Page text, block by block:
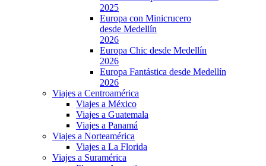
2025
Europa con Minicrucero
desde Medellín
2026
Europa Chic desde Medellín
2026
Europa Fantástica desde Medellín
2026
Viajes a Centroamérica
Viajes a México
Viajes a Guatemala
Viajes a Panamá
Viajes a Norteamérica
Viajes a La Florida
Viajes a Suramérica